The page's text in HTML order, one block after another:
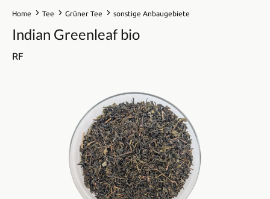
Home Tee Grüner Tee sonstige Anbaugebiete
Indian Greenleaf bio
RF
Bildergalerie überspringen